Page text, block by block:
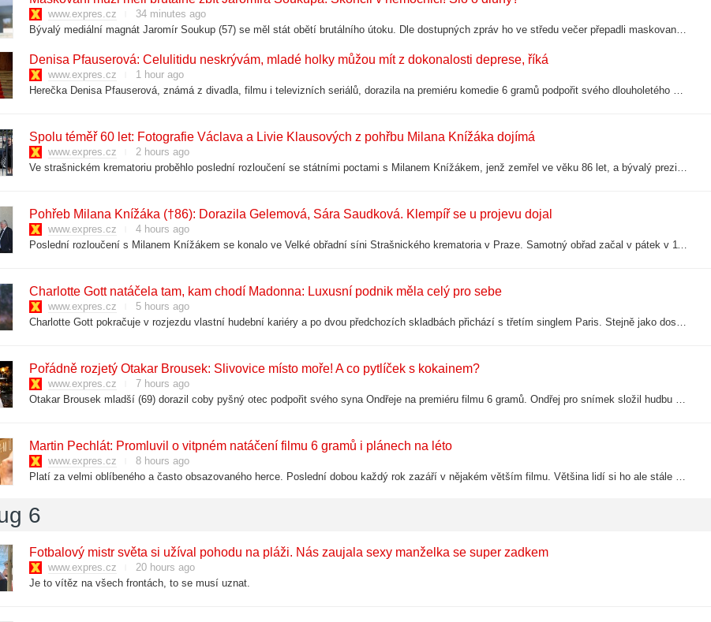
www.expres.cz
34 minutes ago
Bývalý mediální magnát Jaromír Soukup (57) se měl stát obětí brutálního útoku. Dle dostupných zpráv ho ve středu večer přepadli maskovaní útočníci a způsobili mu vážná poranění. Někdejší majitel televize Barrandov skončil v nemocnici.…
Denisa Pfauserová: Celulitidu neskrývám, mladé holky můžou mít z dokonalosti deprese, říká
www.expres.cz
1 hour ago
Herečka Denisa Pfauserová, známá z divadla, filmu i televizních seriálů, dorazila na premiéru komedie 6 gramů podpořit svého dlouholetého kamaráda Jiřího Mádla. Expresu prozradila, jak tráví léto, co ji čeká v seriálu Polabí i proč na…
Spolu téměř 60 let: Fotografie Václava a Livie Klausových z pohřbu Milana Knížáka dojímá
www.expres.cz
2 hours ago
Ve strašnickém krematoriu proběhlo poslední rozloučení se státními poctami s Milanem Knížákem, jenž zemřel ve věku 86 let, a bývalý prezident Václav Klaus, jenž byl jedním z jeho nejbližších přátel a měl proto i smuteční řeč, přišel s…
Pohřeb Milana Knížáka (†86): Dorazila Gelemová, Sára Saudková. Klempíř se u projevu dojal
www.expres.cz
4 hours ago
Poslední rozloučení s Milanem Knížákem se konalo ve Velké obřadní síni Strašnického krematoria v Praze. Samotný obřad začal v pátek v 11 hodin, kdy se na místě sešli členové rodiny, Knížákovi přátelé a známé osobnosti kulturního i…
Charlotte Gott natáčela tam, kam chodí Madonna: Luxusní podnik měla celý pro sebe
www.expres.cz
5 hours ago
Charlotte Gott pokračuje v rozjezdu vlastní hudební kariéry a po dvou předchozích skladbách přichází s třetím singlem Paris. Stejně jako dosud zpívá anglicky a drží se moderního popu s prvky R&B. K písni, která předznamenává její debutové…
Pořádně rozjetý Otakar Brousek: Slivovice místo moře! A co pytlíček s kokainem?
www.expres.cz
7 hours ago
Otakar Brousek mladší (69) dorazil coby pyšný otec podpořit svého syna Ondřeje na premiéru filmu 6 gramů. Ondřej pro snímek složil hudbu a hrdý tatínek ve velmi uvolněném rozhovoru pro Expres.cz jen nechápavě kroutil hlavou. „Já se…
Martin Pechlát: Promluvil o vitpném natáčení filmu 6 gramů i plánech na léto
www.expres.cz
8 hours ago
Platí za velmi oblíbeného a často obsazovaného herce. Poslední dobou každý rok zazáří v nějakém větším filmu. Většina lidí si ho ale stále spojuje s „vášnivým potápěčem“ z Účastníků zájezdu, což byla jedna jeho prvních větších rolí. Nyní…
6
Fotbalový mistr světa si užíval pohodu na pláži. Nás zaujala sexy manželka se super zadkem
www.expres.cz
20 hours ago
Je to vítěz na všech frontách, to se musí uznat.